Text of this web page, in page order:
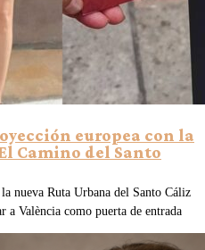
europea con la
Camino del Santo
nueva Ruta Urbana del Santo Cáliz
a València como puerta de entrada